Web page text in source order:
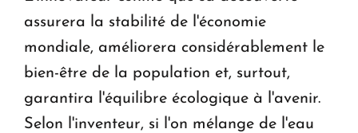
assurera la stabilité de l'économie
mondiale, améliorera considérablement le
bien-être de la population et, surtout,
garantira l'équilibre écologique à l'avenir.
Selon l'inventeur, si l'on mélange de l'eau